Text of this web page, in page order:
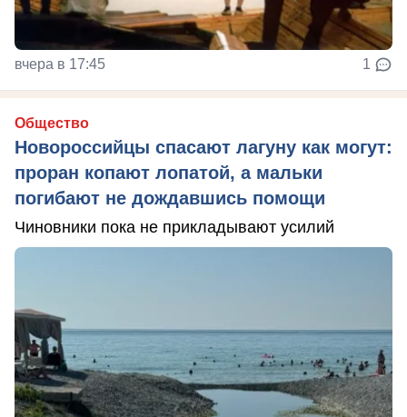
вчера в 17:45 1
Общество
Новороссийцы спасают лагуну как могут:
проран копают лопатой, а мальки
погибают не дождавшись помощи
Чиновники пока не прикладывают усилий